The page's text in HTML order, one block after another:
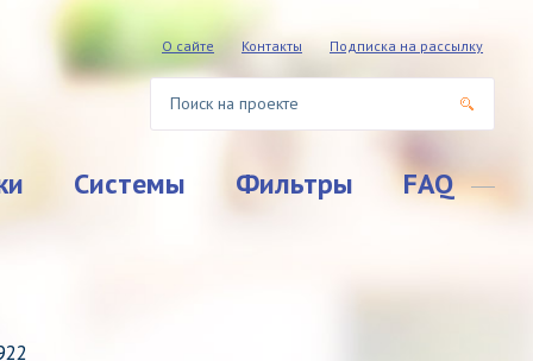
О сайте Контакты Подписка на рассылку
Системы Фильтры FAQ